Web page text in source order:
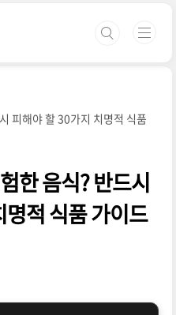
피해야 할 30가지 치명적 식품
한 음식? 반드시
적 식품 가이드